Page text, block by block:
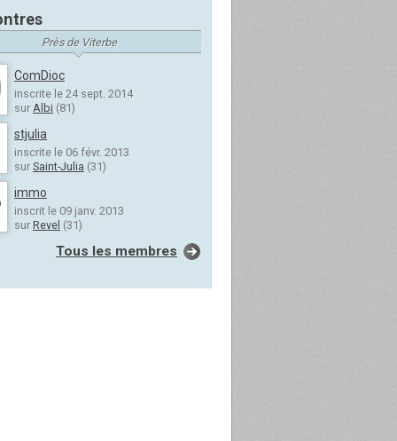
Près de Viterbe
ComDioc
inscrite le 24 sept. 2014
sur Albi (81)
stjulia
inscrite le 06 févr. 2013
sur Saint-Julia (31)
immo
inscrit le 09 janv. 2013
sur Revel (31)
Tous les membres